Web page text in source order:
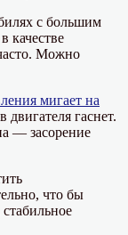
с большим
качестве
Можно
мигает на
гаснет.
— засорение
что бы